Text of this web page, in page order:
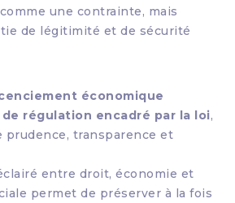
une contrainte, mais
de légitimité et de sécurité
économique
régulation encadré par la loi,
prudence, transparence et
entre droit, économie et
permet de préserver à la fois